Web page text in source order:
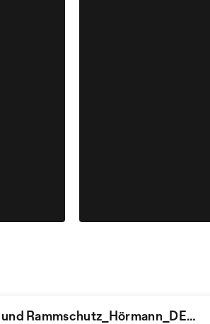
Anfahr- und Rammschutz_Hörmann_DE.pdf